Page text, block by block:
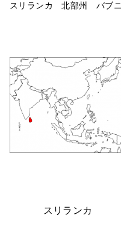
スリランカ 北部州 バブ
スリランカ